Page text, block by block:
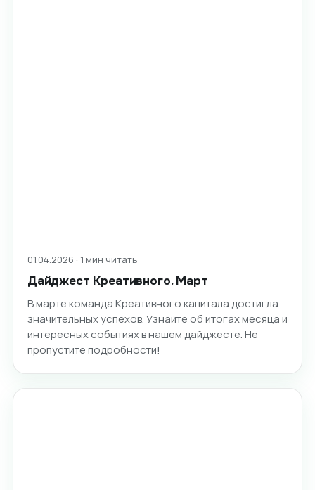
01.04.2026 · 1 мин читать
Дайджест Креативного. Март
В марте команда Креативного капитала достигла
значительных успехов. Узнайте об итогах месяца и
интересных событиях в нашем дайджесте. Не
пропустите подробности!